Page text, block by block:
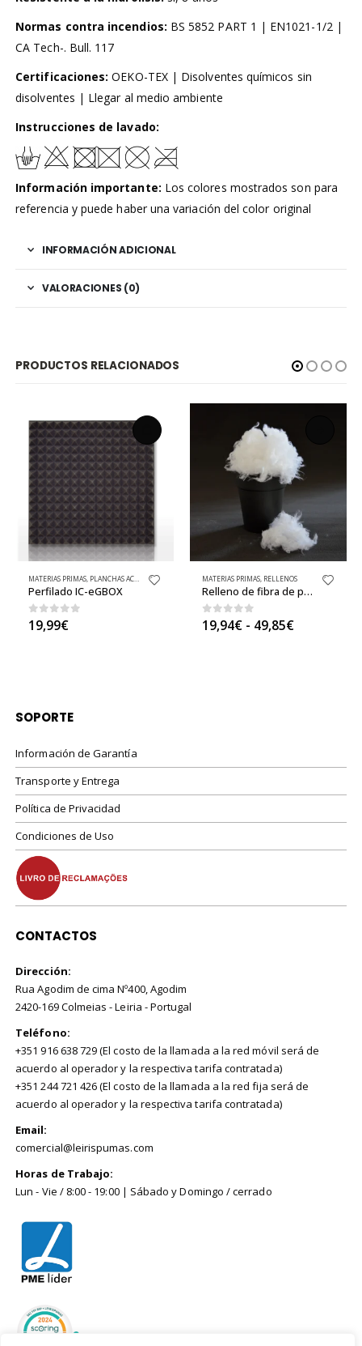
Normas contra incendios: BS 5852 PART 1 | EN1021-1/2 |
CA Tech-. Bull. 117
Certificaciones: OEKO-TEX | Disolventes químicos sin
disolventes | Llegar al medio ambiente
Instrucciones de lavado:
Información importante: Los colores mostrados son para
referencia y puede haber una variación del color original
INFORMACIÓN ADICIONAL
VALORACIONES (0)
PRODUCTOS RELACIONADOS
MATERIAS PRIMAS, RELLENOS
0 out of 5
19,94€
MATERIAS PRIMAS, PIELES SINTÉTICAS / NAPA / CUERO SINTÉTICO
Piele Sintética | Napa Mostaza al Metro
0 out of 5
9,80€
SOPORTE
Información de Garantía
Transporte y Entrega
Política de Privacidad
Condiciones de Uso
CONTACTOS
Dirección:
Rua Agodim de cima Nº400, Agodim
2420-169 Colmeias - Leiria - Portugal
Teléfono:
+351 916 638 729 (El costo de la llamada a la red móvil será de
acuerdo al operador y la respectiva tarifa contratada)
+351 244 721 426 (El costo de la llamada a la red fija será de
acuerdo al operador y la respectiva tarifa contratada)
Email:
comercial@leirispumas.com
Horas de Trabajo:
Lun - Vie / 8:00 - 19:00 | Sábado y Domingo / cerrado